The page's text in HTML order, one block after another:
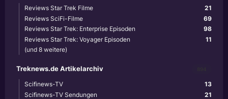
21
Reviews Star Trek Filme
69
Reviews SciFi-Filme
98
Reviews Star Trek: Enterprise Episoden
11
Reviews Star Trek: Voyager Episoden
(und 8 weitere)
Treknews.de Artikelarchiv
13
Scifinews-TV
21
Scifinews-TV Sendungen